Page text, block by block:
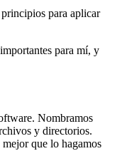
para aplicar
para mí, y
Nombramos
y directorios.
que lo hagamos